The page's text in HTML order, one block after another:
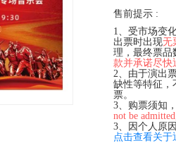
售前提示 :
1、受市场变
出票时出现无
理，最终票品
款并承诺尽快
2、由于演出
缺性等特征，
票。
3、购票须知
not be
3、因个人原
点击查看关于